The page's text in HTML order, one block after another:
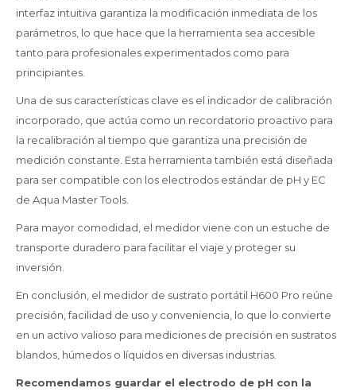
interfaz intuitiva garantiza la modificación inmediata de los
parámetros, lo que hace que la herramienta sea accesible
tanto para profesionales experimentados como para
principiantes.
Una de sus características clave es el indicador de calibración
incorporado, que actúa como un recordatorio proactivo para
la recalibración al tiempo que garantiza una precisión de
medición constante. Esta herramienta también está diseñada
para ser compatible con los electrodos estándar de pH y EC
de Aqua Master Tools.
Para mayor comodidad, el medidor viene con un estuche de
transporte duradero para facilitar el viaje y proteger su
inversión.
En conclusión, el medidor de sustrato portátil H600 Pro reúne
precisión, facilidad de uso y conveniencia, lo que lo convierte
en un activo valioso para mediciones de precisión en sustratos
blandos, húmedos o líquidos en diversas industrias.
Recomendamos guardar el electrodo de pH con la